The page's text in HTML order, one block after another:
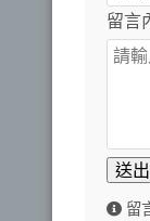
留言
送
留